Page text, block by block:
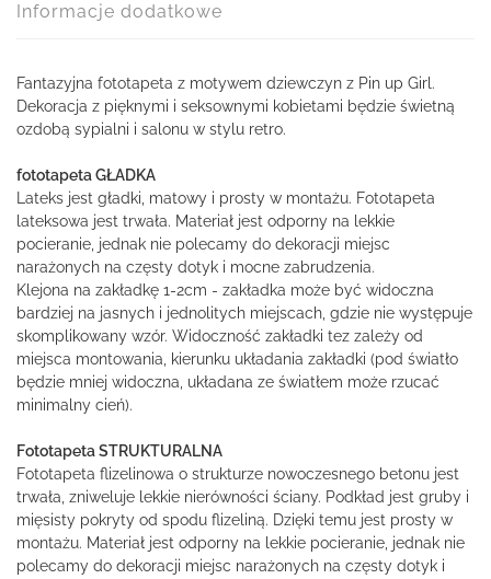
Informacje dodatkowe
Fantazyjna fototapeta z motywem dziewczyn z Pin up Girl.
Dekoracja z pięknymi i seksownymi kobietami będzie świetną
ozdobą sypialni i salonu w stylu retro.
fototapeta GŁADKA
Lateks jest gładki, matowy i prosty w montażu. Fototapeta
lateksowa jest trwała. Materiał jest odporny na lekkie
pocieranie, jednak nie polecamy do dekoracji miejsc
narażonych na częsty dotyk i mocne zabrudzenia.
Klejona na zakładkę 1-2cm - zakładka może być widoczna
bardziej na jasnych i jednolitych miejscach, gdzie nie występuje
skomplikowany wzór. Widoczność zakładki tez zależy od
miejsca montowania, kierunku układania zakładki (pod światło
będzie mniej widoczna, układana ze światłem może rzucać
minimalny cień).
Fototapeta STRUKTURALNA
Fototapeta flizelinowa o strukturze nowoczesnego betonu jest
trwała, zniweluje lekkie nierówności ściany. Podkład jest gruby i
mięsisty pokryty od spodu flizeliną. Dzięki temu jest prosty w
montażu. Materiał jest odporny na lekkie pocieranie, jednak nie
polecamy do dekoracji miejsc narażonych na częsty dotyk i